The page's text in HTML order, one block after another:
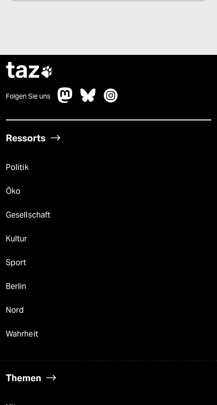
taz
Folgen Sie uns
Ressorts
Politik
Öko
Gesellschaft
Kultur
Sport
Berlin
Nord
Wahrheit
Themen